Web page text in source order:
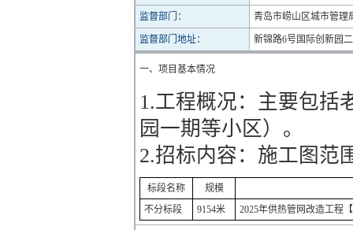
监督部门： 青岛市崂山区城市管理
监督部门地址： 新锦路6号国际创新园
一、项目基本情况
1.工程概况：主要包括
园一期等小区）。
2.招标内容：施工图范
标段名称
规模
不分标段
9154米 2025年供热管网改造工程